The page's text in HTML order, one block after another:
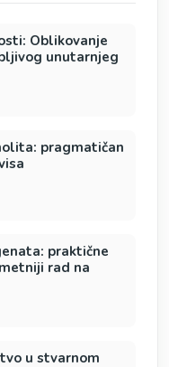
Oblikovanje
unutarnjeg
pragmatičan
praktične
rad na
u stvarnom